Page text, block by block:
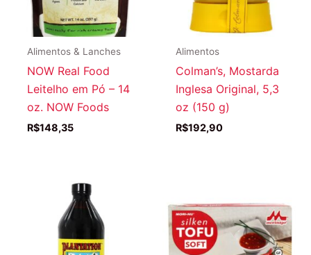
Alimentos & Lanches
NOW Real Food
Leitelho em Pó – 14
oz. NOW Foods
R$148,35
Alimentos
Colman’s, Mostarda
Inglesa Original, 5,3
oz (150 g)
R$192,90